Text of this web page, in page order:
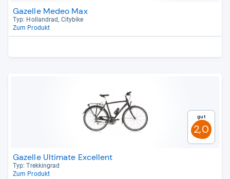
Gazelle Medeo Max
Typ: Hol­land­rad, City­bike
Zum Produkt
Gut
2,0
Gazelle Ultimate Excellent
Typ: Trek­kin­grad
Zum Produkt